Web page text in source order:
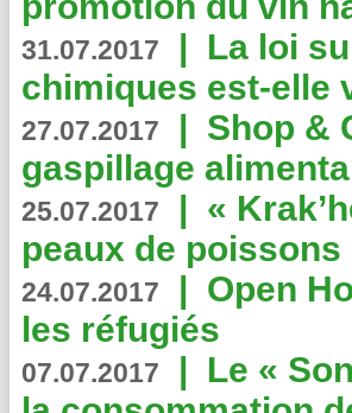
31.07.2017 | La loi
chimiques est-elle
27.07.2017 | Shop &
gaspillage
25.07.2017 | «
peaux de poissons
24.07.2017 | Open
les réfugiés
07.07.2017 | Le «